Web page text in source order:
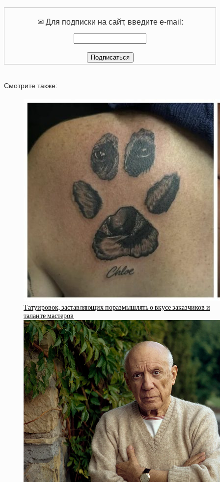
✉ Для подписки на сайт, введите e-mail:
Смотрите также:
Татуировок, заставляющих поразмышлять о вкусе заказчиков и
таланте мастеров